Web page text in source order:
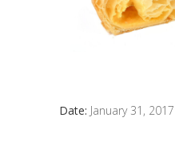
Date: January 31, 2017